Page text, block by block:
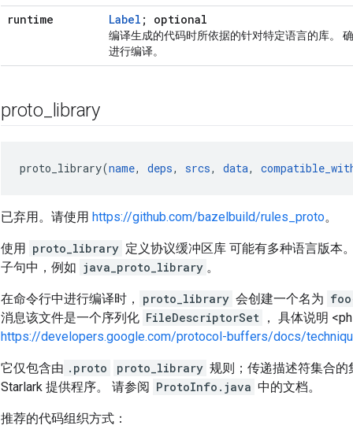
runtime Label ; optional
编译生成的代码时所依据的针对特定语言的库。
进行编译。
proto library
proto_library(name, deps, srcs, data,
已弃用。请使用 https://github.com/bazelbuild/rules_proto。
使用 proto_library 定义协议缓冲区库 可能有多种语言版本
子句中，例如 java_proto_library 。
在命令行中进行编译时， proto_library 会创建一个名为
消息该文件是一个序列化 FileDescriptorSet ， 具体说明
https://developers.google.com/protocol-buffers/docs/
它仅包含由 .proto proto_library 规则；传递描述符集合的
Starlark 提供程序。 请参阅 ProtoInfo.java 中的文档。
推荐的代码组织方式：